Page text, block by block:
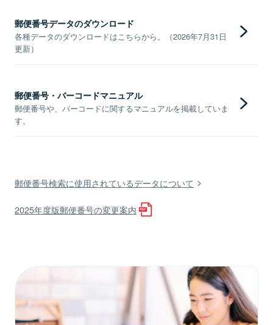
郵便番号データのダウンロード
各種データのダウンロードはこちらから。（2026年7月31日
更新）
郵便番号・バーコードマニュアル
郵便番号や、バーコードに関するマニュアルを掲載していま
す。
郵便番号検索に使用されているデータについて
2025年度版郵便番号の変更案内